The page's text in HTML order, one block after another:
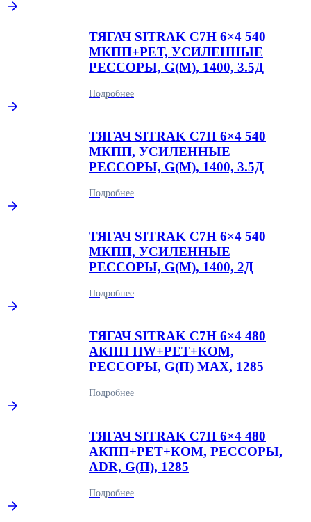
ТЯГАЧ SITRAK C7H 6×4 540
МКПП+РЕТ, УСИЛЕННЫЕ
РЕССОРЫ, G(М), 1400, 3.5Д
Подробнее
ТЯГАЧ SITRAK C7H 6×4 540
МКПП, УСИЛЕННЫЕ
РЕССОРЫ, G(М), 1400, 3.5Д
Подробнее
ТЯГАЧ SITRAK C7H 6×4 540
МКПП, УСИЛЕННЫЕ
РЕССОРЫ, G(М), 1400, 2Д
Подробнее
ТЯГАЧ SITRAK C7H 6×4 480
АКПП HW+РЕТ+КОМ,
РЕССОРЫ, G(П) MAX, 1285
Подробнее
ТЯГАЧ SITRAK C7H 6×4 480
АКПП+РЕТ+КОМ, РЕССОРЫ,
ADR, G(П), 1285
Подробнее